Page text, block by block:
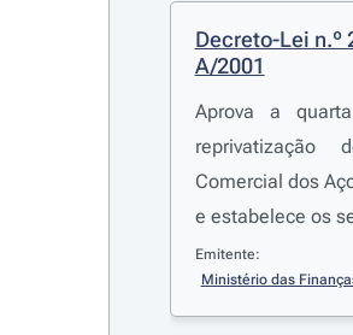
Decreto-Lei n.º
A/2001
Aprova a
reprivatização
Comercial dos
e estabelece os
e condições gerais
Emitente:
Ministério das